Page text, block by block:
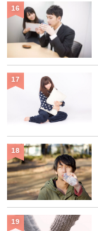
16
17
18
19